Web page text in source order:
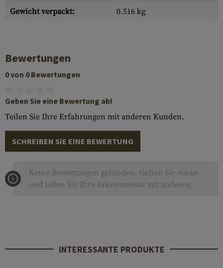
Gewicht verpackt:
0.516 kg
Bewertungen
0 von 0 Bewertungen
Geben Sie eine Bewertung ab!
Teilen Sie Ihre Erfahrungen mit anderen Kunden.
SCHREIBEN SIE EINE BEWERTUNG
Keine Bewertungen gefunden. Gehen Sie voran
und teilen Sie Ihre Erkenntnisse mit anderen.
INTERESSANTE PRODUKTE